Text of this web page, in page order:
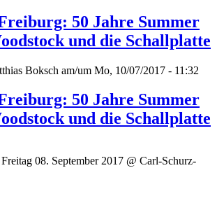
50 Jahre Summer
und die Schallplatte
Boksch am/um Mo, 10/07/2017 - 11:32
50 Jahre Summer
und die Schallplatte
08. September 2017 @ Carl-Schurz-